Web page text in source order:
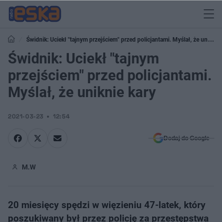
Świdnik: Uciekł "tajnym przejściem" przed policjantami. Myślał, że uniknie
kary
Świdnik: Uciekł "tajnym
przejściem" przed policjantami.
Myślał, że uniknie kary
2021-03-23 12:54
Dodaj do Google
M.W
20 miesięcy spędzi w więzieniu 47-latek, który
poszukiwany był przez policję za przestępstwa